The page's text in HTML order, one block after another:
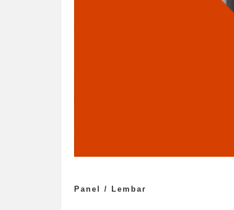
Panel / Lembar